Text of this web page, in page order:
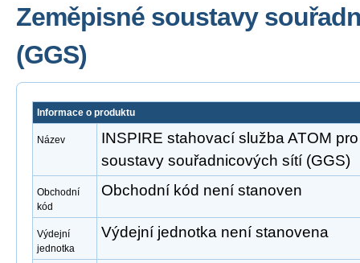
Zeměpisné soustavy
(GGS)
Informace o produktu
Název
INSPIRE stahovací služba ATOM
soustavy souřadnicových sítí (GGS)
Obchodní
kód
Obchodní kód není stanoven
Výdejní
jednotka
Výdejní jednotka není stanovena